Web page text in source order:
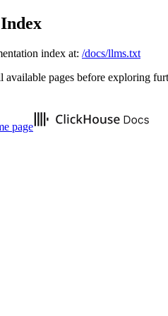
index at: /docs/llms.txt
available pages before exploring
page